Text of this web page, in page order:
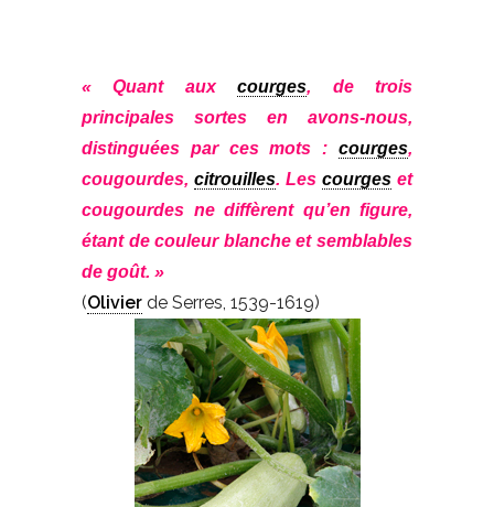
« Quant auxcourges, de trois
principales sortes en avons-nous,
distinguées par ces mots : courges,
cougourdes, citrouilles. Les courges et
cougourdes ne diffèrent qu’en figure,
étant de couleur blanche et semblables
de goût. »
(Olivier de Serres, 1539-1619)